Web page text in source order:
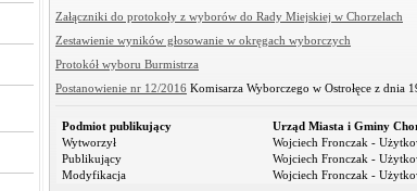
Załączniki do protokoły z wyborów do Rady Miejskiej w Chorzelach
Zestawienie wyników głosowanie w okręgach wyborczych
Protokół wyboru Burmistrza
Postanowienie nr 12/2016 Komisarza Wyborczego w Ostrołęce z dnia
Podmiot publikujący
Urząd Miasta i Gminy
Wytworzył
Wojciech Fronczak -
Publikujący
Wojciech Fronczak -
Modyfikacja
Wojciech Fronczak -